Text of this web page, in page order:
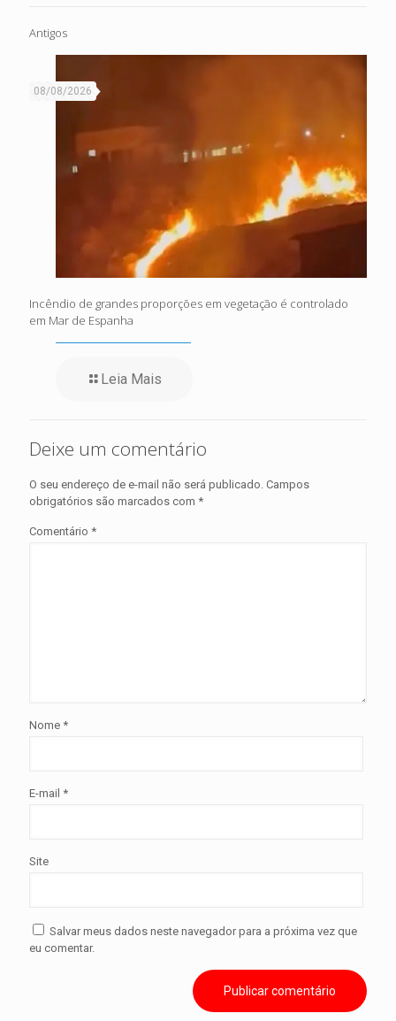
Antigos
08/08/2026
Incêndio de grandes proporções em vegetação é controlado
em Mar de Espanha
Leia Mais
Deixe um comentário
O seu endereço de e-mail não será publicado. Campos
obrigatórios são marcados com *
Comentário *
Nome *
E-mail *
Site
Salvar meus dados neste navegador para a próxima vez que
eu comentar.